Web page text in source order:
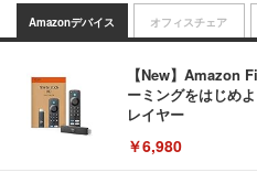
Amazonデバイス
【New】Amazon
ーミングをはじめ
レイヤー
￥6,980
オフィスチェア